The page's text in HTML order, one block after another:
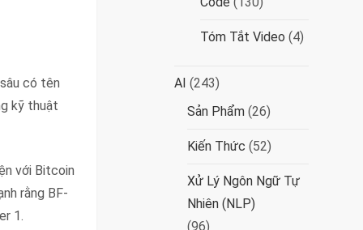
có tên
kỹ thuật
với Bitcoin
rằng BF-
1.
Tóm Tắt Video (4)
AI (243)
Sản Phẩm (26)
Kiến Thức (52)
Xử Lý Ngôn Ngữ Tự
Nhiên (NLP)
(96)